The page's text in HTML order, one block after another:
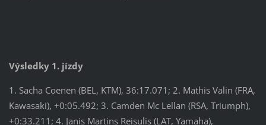
Výsledky 1. jízdy
1. Sacha Coenen (BEL, KTM), 36:17.071; 2. Mathis Valin (FRA,
Kawasaki), +0:05.492; 3. Camden Mc Lellan (RSA, Triumph),
+0:33.211; 4. Janis Martins Reisulis (LAT, Yamaha),